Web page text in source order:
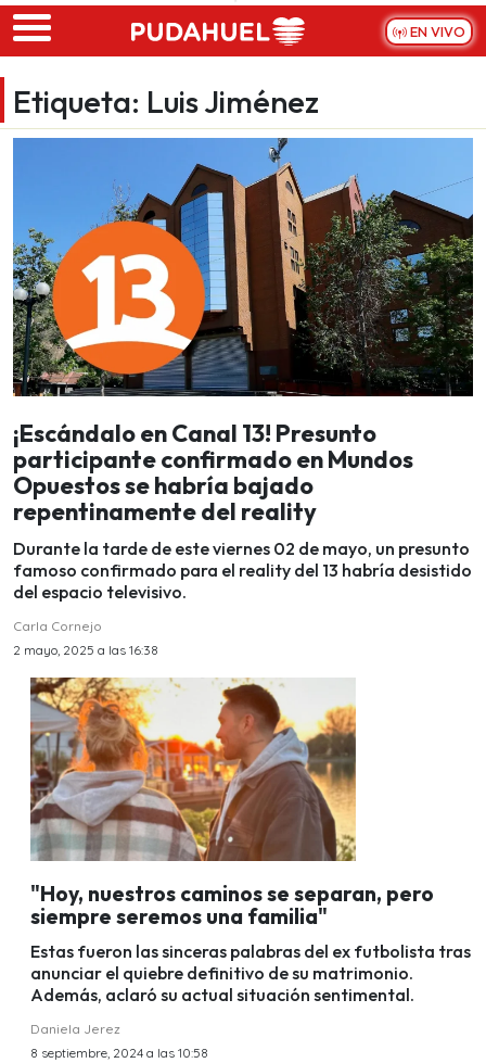
Skip to main content
EN VIVO
Etiqueta: Luis Jiménez
¡Escándalo en Canal 13! Presunto
participante confirmado en Mundos
Opuestos se habría bajado
repentinamente del reality
Durante la tarde de este viernes 02 de mayo, un presunto
famoso confirmado para el reality del 13 habría desistido
del espacio televisivo.
Carla Cornejo
2 mayo, 2025 a las 16:38
"Hoy, nuestros caminos se separan, pero
siempre seremos una familia"
Estas fueron las sinceras palabras del ex futbolista tras
anunciar el quiebre definitivo de su matrimonio.
Además, aclaró su actual situación sentimental.
Daniela Jerez
8 septiembre, 2024 a las 10:58